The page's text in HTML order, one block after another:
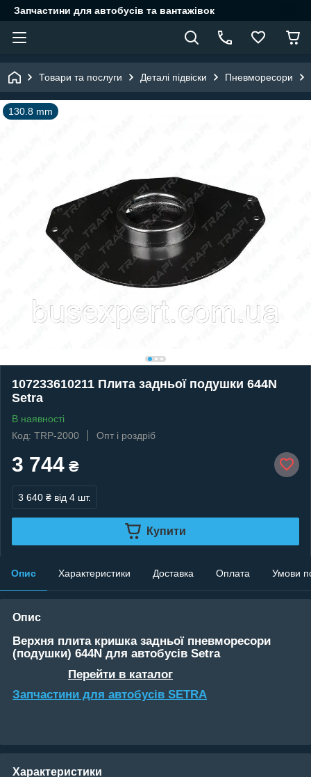
Запчастини для автобусів та вантажівок
Товари та послуги Деталі підвіски Пневморесори
130.8 mm
107233610211 Плита задньої подушки 644N
Setra
В наявності
Код: TRP-2000
Опт і роздріб
3 744 ₴
3 640 ₴ від 4 шт.
Купити
Опис Характеристики Доставка Оплата Умови
Опис
Верхня плита кришка задньої пневморесори
(подушки) 644N для автобусів Setra
Перейти в каталог
Запчастини для автобусів SETRA
Характеристики